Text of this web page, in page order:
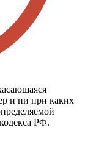
и ни при каких
РФ.